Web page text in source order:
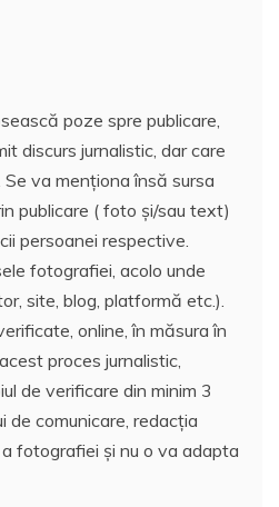
poze spre publicare,
discurs jurnalistic, dar care
va menționa însă sursa
publicare ( foto și/sau text)
persoanei respective.
fotografiei, acolo unde
site, blog, platformă etc.).
online, în măsura în
proces jurnalistic,
de verificare din minim 3
de comunicare, redacția
fotografiei și nu o va adapta